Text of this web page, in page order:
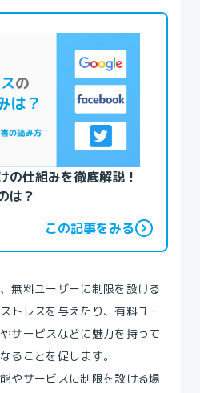
の仕組みを徹底解説！
は？
この記事をみる
無料ユーザーに制限を設ける
トレスを与えたり、有料ユー
サービスなどに魅力を持って
ることを促します。
やサービスに制限を設ける場